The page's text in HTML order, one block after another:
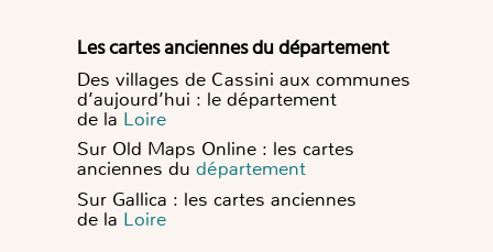
Les cartes anciennes du département
Des villages de Cassini aux communes
d’aujourd’hui : le département
de la Loire
Sur Old Maps Online : les cartes
anciennes du département
Sur Gallica : les cartes anciennes
de la Loire